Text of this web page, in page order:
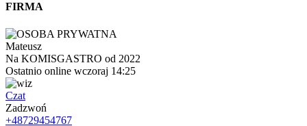
FIRMA
Mateusz
Na KOMISGASTRO od 2022
Ostatnio online wczoraj 14:25
Czat
Zadzwoń
+48729454767